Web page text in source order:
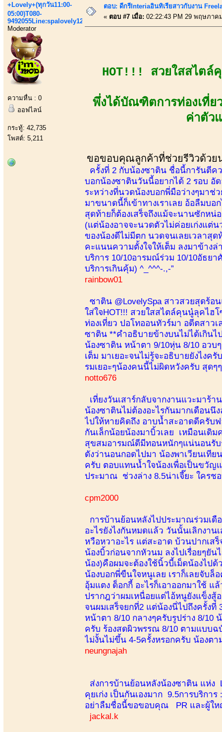
+Lovely+(ทุกวัน11:00-
05:00)T080-
9492055Line:spalovely123
Moderator
ความหื่น : 0
ออฟไลน์
กระทู้: 42,735
โพสต์: 5,211
ตอบ: ดีกรีInteriaอินทิเรียสาวกับงาน
« ตอบ #7 เมื่อ: 02:22:43 PM 29 พฤษภาค
HOT!!! สวยใสสไตล์
พึ่งได้บัณฑิตการท่องเที่ย
ค่าตัว
ขอขอบคุณลูกค้าที่ช่วยรีวิวด้วย
ครั้งที่ 2 กับน้องซาติน ชื่อนี้การันตีค
บอกน้องซาตินวันนี้อยากได้ 2 รอบ อั
ระหว่างที่นวดน้องบอกพี่มือว่างๆมาช่
มาขนาดนี้ก็เข้าทางเราเลย อ้อลืมบ
สุดท้ายก็ต้องเสร็จถึงแม้จะนานซักหน่
(แต่น้องอาจจะนวดตัวไม่ค่อยเก่งแต่น
ของน้องดีไม่มีตก นวดจนเลยเวลาสุด
คะแนนความตั้งใจให้เต็ม ลงมาข้าง
บริการ 10/10อารมณ์ร่วม 10/10อัธย
บริการเกินคุ้ม) ^_^^^-.,-”
rainbow01
ซาติน @LovelySpa สาวสวยสุดร้
ใส่ใจHOT!!! สวยใสสไตล์คุนนู๋ลุคไ
ท่องเที่ยว ปอโทออนทัวร์มา อดีตสาว
ซาติน **คำอธิบายข้างบนไม่ได้เกินไ
น้องซาติน หน้าตา 9/10หุ่น 8/10 อวบ
เต็ม มาเยอะจนไม่รู้จะอธิบายยังไงค
รมเยอะๆน้องคนนี้ไม่ผิดหวังครับ สุดๆๆ
notto676
เที่ยงวันเสาร์กลับจากงานแวะมาร้
น้องซาตินไม่ต้องอะไรกันมากเดือนนึ
ไปให้หายคิดถึง อาบน้ำสะอาดดีครับ
กันเล็กน้อยน้องมาบิ้วเลย เหมือนเดิ
สุขสมอารมณ์ดีมีทอนหนักๆแน่นอนรั
ดังว่านอนกอดไปมา น้องพาเวียนเที
ครับ ตอบแทนน้ำใจน้องเพื่อเป็นขวัญ
ประมาณ ช่วงล่าง 8.5น่าเจี๊ยะ ใคร
cpm2000
การบ้านย้อนหลังไปประมาณร่วมเดื
อะไรยังไงกันหมดแล้ว วันนั้นเลิกงาน
หวือหวาอะไร แต่สะอาด บ้วนปากเส
น้องบิ้วก่อนจากหัวนม ลงไปเรื่อยๆยัน
น้อง)คือผมจะต้องใช้นิ้วบี้เม็ดน้องไปด้
น้องบอกพี่ขืนใจหนูเลย เราก็เลยจับล็
อุ้มแตง ด็อกกี้ อะไรก็เอาออกมาใช้
ปรากฎว่าผมเหนื่อยแต่ไอ้หนูยังแข็งสู้
จนผมเสร็จยกที่2 แต่น้องนี่ไปถึงครั้ง
หน้าตา 8/10 กลางๆครับรูปร่าง 8/10
ครับ ร้องสดผิวพรรณ 8/10 ตามแบบ
ไม่งั้นไม่ขึ้น 4-5ครั้งหรอกครับ น้องตา
neungnajah
ส่งการบ้านย้อนหลังน้องซาติน แห่ง
คุยเก่ง เป็นกันเองมาก 9.5การบริก
อย่าลืมชื่อนี้ขอขอบคุณ PR และผู้ให
jackal.k